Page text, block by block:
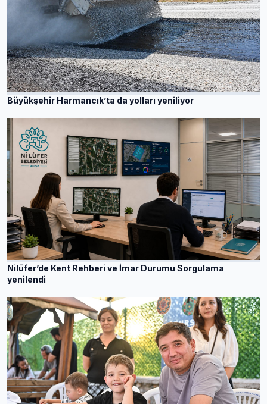
Büyükşehir Harmancık’ta da yolları yeniliyor
Nilüfer’de Kent Rehberi ve İmar Durumu Sorgulama
yenilendi